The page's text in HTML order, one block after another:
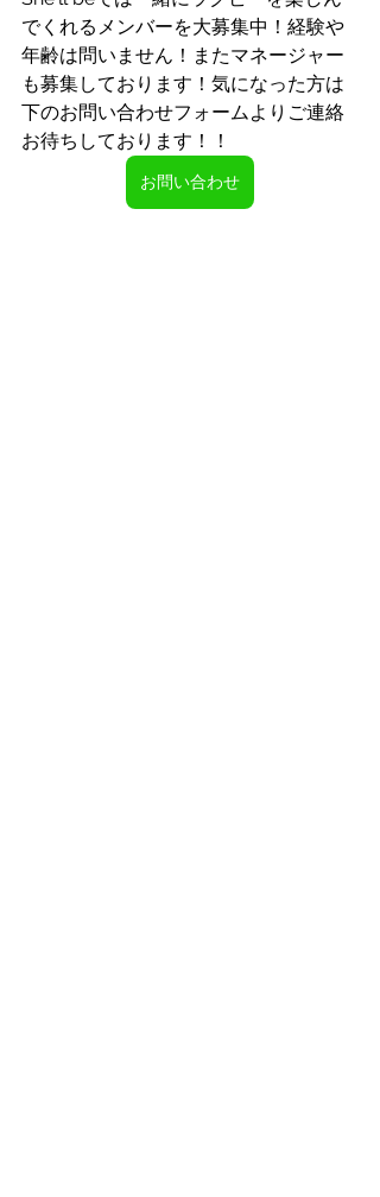
でくれるメンバーを大募集中！経験や
年齢は問いません！またマネージャー
も募集しております！気になった方は
下のお問い合わせフォームよりご連絡
お待ちしております！！
お問い合わせ